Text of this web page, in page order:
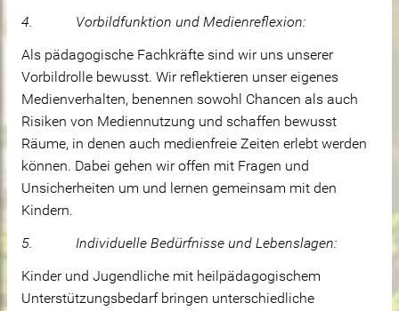
4. Vorbildfunktion und Medienreflexion:
Als pädagogische Fachkräfte sind wir uns unserer
Vorbildrolle bewusst. Wir reflektieren unser eigenes
Medienverhalten, benennen sowohl Chancen als auch
Risiken von Mediennutzung und schaffen bewusst
Räume, in denen auch medienfreie Zeiten erlebt werden
können. Dabei gehen wir offen mit Fragen und
Unsicherheiten um und lernen gemeinsam mit den
Kindern.
5. Individuelle Bedürfnisse und Lebenslagen:
Kinder und Jugendliche mit heilpädagogischem
Unterstützungsbedarf bringen unterschiedliche